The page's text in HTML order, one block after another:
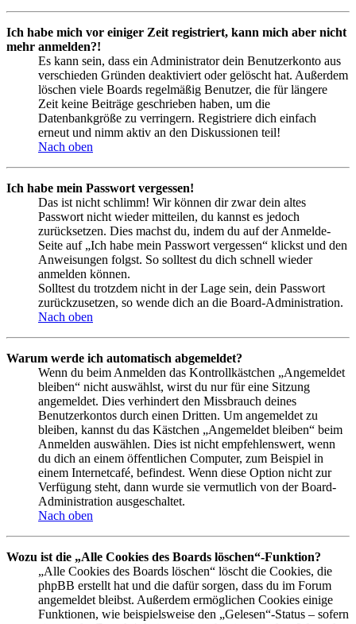
Ich habe mich vor einiger Zeit registriert, kann mich aber nicht
mehr anmelden?!
Es kann sein, dass ein Administrator dein Benutzerkonto aus
verschieden Gründen deaktiviert oder gelöscht hat. Außerdem
löschen viele Boards regelmäßig Benutzer, die für längere
Zeit keine Beiträge geschrieben haben, um die
Datenbankgröße zu verringern. Registriere dich einfach
erneut und nimm aktiv an den Diskussionen teil!
Nach oben
Ich habe mein Passwort vergessen!
Das ist nicht schlimm! Wir können dir zwar dein altes
Passwort nicht wieder mitteilen, du kannst es jedoch
zurücksetzen. Dies machst du, indem du auf der Anmelde-
Seite auf „Ich habe mein Passwort vergessen“ klickst und den
Anweisungen folgst. So solltest du dich schnell wieder
anmelden können.
Solltest du trotzdem nicht in der Lage sein, dein Passwort
zurückzusetzen, so wende dich an die Board-Administration.
Nach oben
Warum werde ich automatisch abgemeldet?
Wenn du beim Anmelden das Kontrollkästchen „Angemeldet
bleiben“ nicht auswählst, wirst du nur für eine Sitzung
angemeldet. Dies verhindert den Missbrauch deines
Benutzerkontos durch einen Dritten. Um angemeldet zu
bleiben, kannst du das Kästchen „Angemeldet bleiben“ beim
Anmelden auswählen. Dies ist nicht empfehlenswert, wenn
du dich an einem öffentlichen Computer, zum Beispiel in
einem Internetcafé, befindest. Wenn diese Option nicht zur
Verfügung steht, dann wurde sie vermutlich von der Board-
Administration ausgeschaltet.
Nach oben
Wozu ist die „Alle Cookies des Boards löschen“-Funktion?
„Alle Cookies des Boards löschen“ löscht die Cookies, die
phpBB erstellt hat und die dafür sorgen, dass du im Forum
angemeldet bleibst. Außerdem ermöglichen Cookies einige
Funktionen, wie beispielsweise den „Gelesen“-Status – sofern